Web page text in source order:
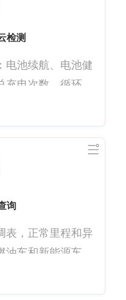
名匹配，库中无照
名匹配，照片检测
检测
电池续航、电池健
电次数、循环次
询
表，正常里程和异
车和新能源车 数
，更新为时间2-4